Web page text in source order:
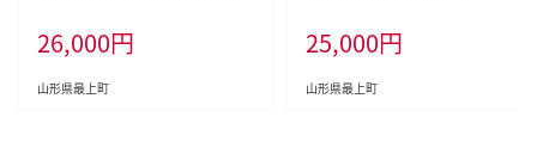
26,000円
山形県最上町
25,000円
山形県最上町